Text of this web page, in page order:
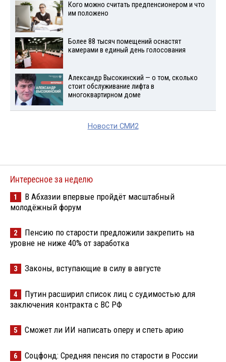
Кого можно считать предпенсионером и что
им положено
Более 88 тысяч помещений оснастят
камерами в единый день голосования
Александр Высокинский — о том, сколько
стоит обслуживание лифта в
многоквартирном доме
Новости СМИ2
Интересное за неделю
1
В Абхазии впервые пройдёт масштабный
молодёжный форум
2
Пенсию по старости предложили закрепить на
уровне не ниже 40% от заработка
3 Законы, вступающие в силу в августе
4
Путин расширил список лиц с судимостью для
заключения контракта с ВС РФ
5 Сможет ли ИИ написать оперу и спеть арию
6
Соцфонд: Средняя пенсия по старости в России